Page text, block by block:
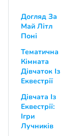
Догляд За
Май Літл
Поні
Тематична
Кімната
Дівчаток Із
Еквестрії
Дівчата Із
Еквестрії:
Ігри
Лучників